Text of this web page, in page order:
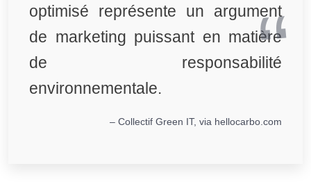
optimisé représente un argument
de marketing puissant en matière
de responsabilité
environnementale.
– Collectif Green IT, via hellocarbo.com